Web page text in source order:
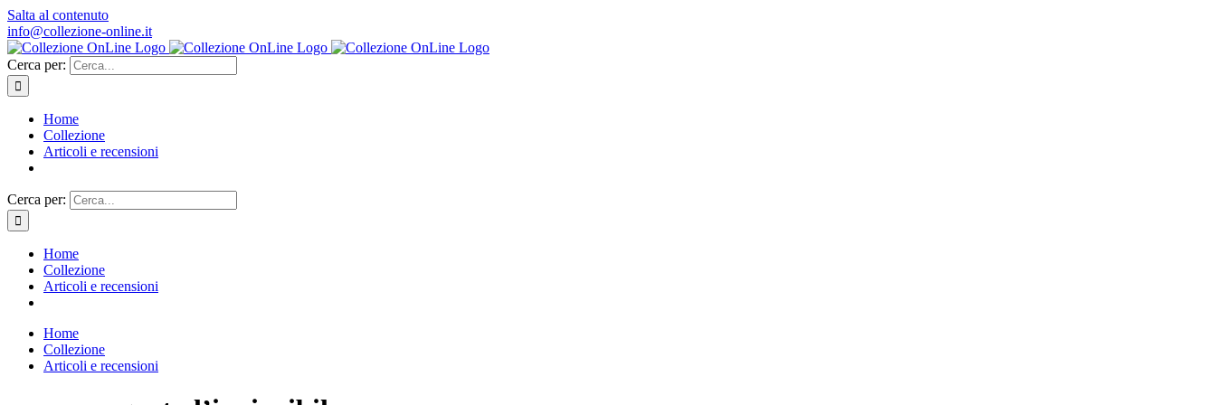
Salta al contenuto
info@collezione-online.it
Cerca per:
Home
Collezione
Articoli e recensioni
Cerca per:
Home
Collezione
Articoli e recensioni
Home
Collezione
Articoli e recensioni